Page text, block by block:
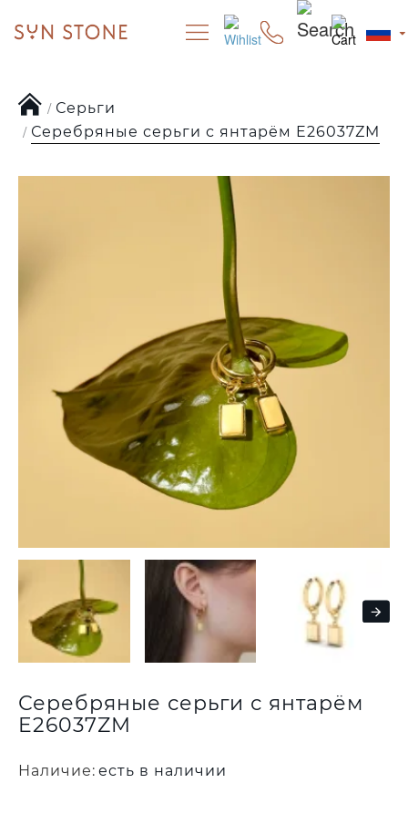
Серьги
Серебряные серьги с янтарём E26037ZM
Серебряные серьги с янтарём
E26037ZM
Наличие: есть в наличии